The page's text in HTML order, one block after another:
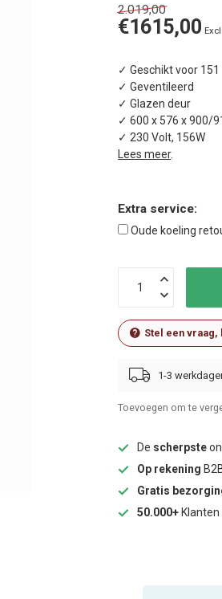
2.019,00
€1615,00
✓ Geschikt voor
✓ Geventileerd
✓ Glazen deur
✓ 600 x 576 x 900/
✓ 230 Volt, 156W
Lees meer.
Extra service:
Oude koeling
Stel een vraag,
1-3
Toevoegen om te
De scherpste
Op rekening
Gratis
50.000+